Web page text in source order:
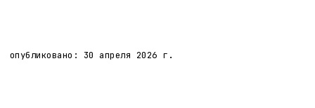
опубликовано: 30 апреля 2026 г.